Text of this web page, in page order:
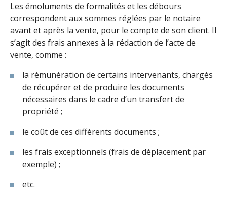
Les émoluments de formalités et les débours
correspondent aux sommes réglées par le notaire
avant et après la vente, pour le compte de son client. Il
s’agit des frais annexes à la rédaction de l’acte de
vente, comme :
la rémunération de certains intervenants, chargés
de récupérer et de produire les documents
nécessaires dans le cadre d’un transfert de
propriété ;
le coût de ces différents documents ;
les frais exceptionnels (frais de déplacement par
exemple) ;
etc.